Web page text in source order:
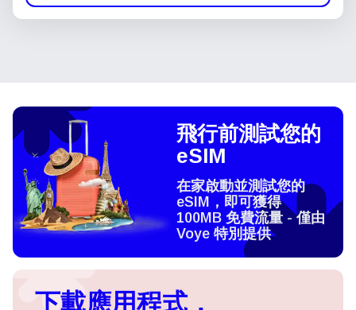
飛行前測試您的
eSIM
在家啟動並測試您的
eSIM，即可獲得
100MB 免費流量 - 僅由
Voye 特別提供
下載應用程式，